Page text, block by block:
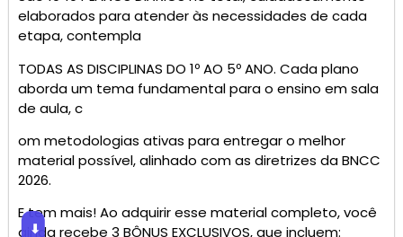
elaborados para atender às necessidades de cada
etapa, contempla
TODAS AS DISCIPLINAS DO 1º AO 5º ANO. Cada plano
aborda um tema fundamental para o ensino em sala
de aula, c
om metodologias ativas para entregar o melhor
material possível, alinhado com as diretrizes da BNCC
2026.
E tem mais! Ao adquirir esse material completo, você
ainda recebe 3 BÔNUS EXCLUSIVOS, que incluem:
⬇